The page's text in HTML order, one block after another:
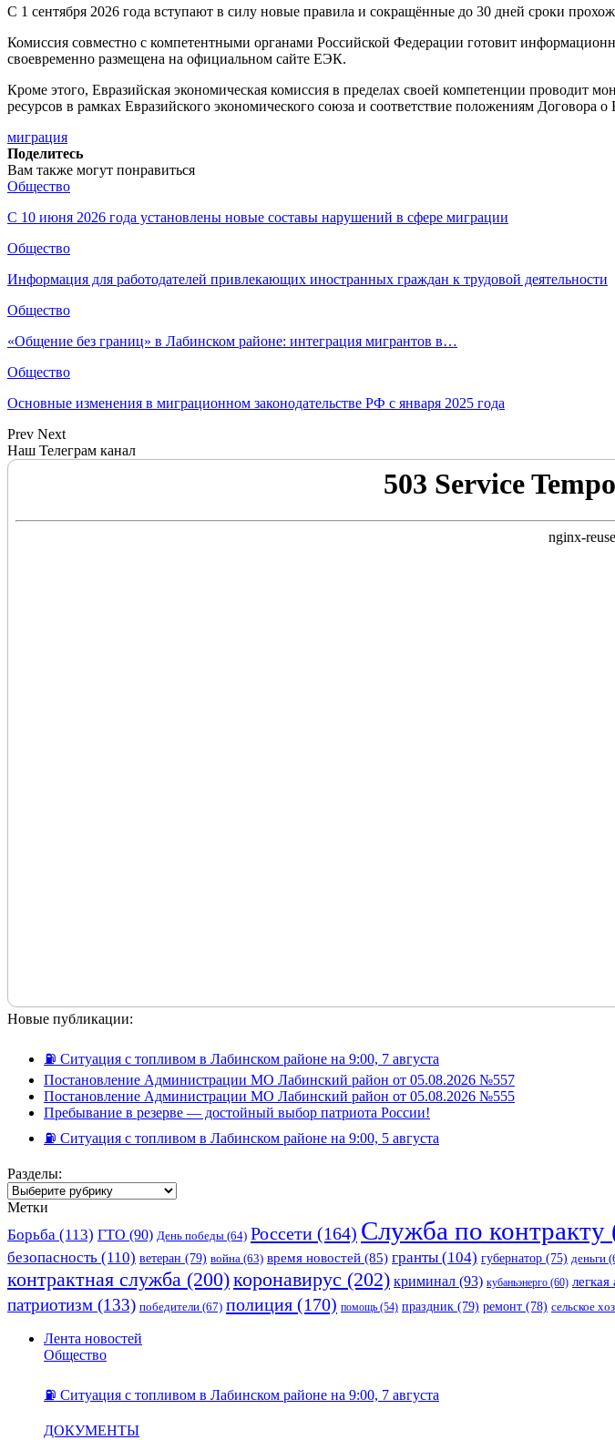
С 1 сентября 2026 года вступают в силу новые правила и сокращённые до 30 дней сроки
Комиссия совместно с компетентными органами Российской Федерации готовит
своевременно размещена на официальном сайте ЕЭК.
Кроме этого, Евразийская экономическая комиссия в пределах своей компетенции
ресурсов в рамках Евразийского экономического союза и соответствие положениям Договора
миграция
Поделитесь
Вам также могут понравиться
Общество
С 10 июня 2026 года установлены новые составы нарушений в сфере миграции
Общество
Информация для работодателей привлекающих иностранных граждан к трудовой деятельности
Общество
«Общение без границ» в Лабинском районе: интеграция мигрантов в…
Общество
Основные изменения в миграционном законодательстве РФ с января 2025 года
Prev Next
Наш Телеграм канал
Новые публикации:
⛽️ Ситуация с топливом в Лабинском районе на 9:00, 7 августа
Постановление Администрации МО Лабинский район от 05.08.2026 №557
Постановление Администрации МО Лабинский район от 05.08.2026 №555
Пребывание в резерве — достойный выбор патриота России!
⛽️ Ситуация с топливом в Лабинском районе на 9:00, 5 августа
Разделы:
Разделы:
Метки
Борьба (113) ГТО (90) День победы (64) Россети (164) Служба по контракту
безопасность (110) ветеран (79) война (63) время новостей (85) гранты (104) губернатор (75) деньги
контрактная служба (200)коронавирус (202) криминал (93) кубаньэнерго (60) легкая
патриотизм (133) победители (67) полиция (170) помощь (54) праздник (79) ремонт (78) сельское
Лента новостей
Общество
⛽️ Ситуация с топливом в Лабинском районе на 9:00, 7 августа
ДОКУМЕНТЫ